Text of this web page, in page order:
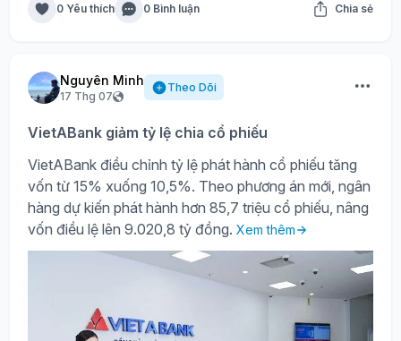
0 Yêu thích 0 Bình luận Chia sẻ
Nguyên Minh
17 Thg 07
Theo Dõi
VietABank giảm tỷ lệ chia cổ phiếu
VietABank điều chỉnh tỷ lệ phát hành cổ phiếu tăng
vốn từ 15% xuống 10,5%. Theo phương án mới, ngân
hàng dự kiến phát hành hơn 85,7 triệu cổ phiếu, nâng
vốn điều lệ lên 9.020,8 tỷ đồng. Xem thêm